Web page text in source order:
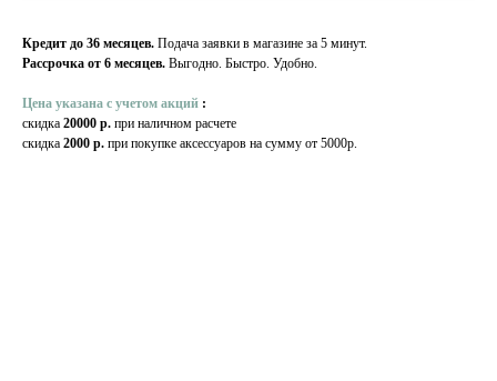
Кредит до 36 месяцев. Подача заявки в магазине за 5 минут.
Рассрочка от 6 месяцев. Выгодно. Быстро. Удобно.
Цена указана с учетом акций :
скидка 20000 р. при наличном расчете
скидка 2000 р. при покупке аксессуаров на сумму от 5000р.